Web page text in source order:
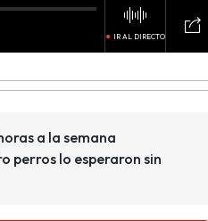
a la semana
perros lo esperaron sin